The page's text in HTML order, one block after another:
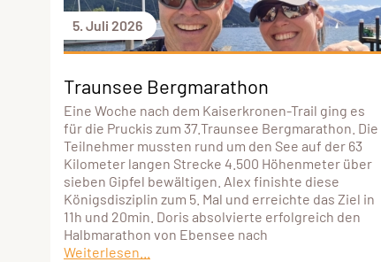
5. Juli 2026
Traunsee Bergmarathon
Eine Woche nach dem Kaiserkronen-Trail ging es
für die Pruckis zum 37.Traunsee Bergmarathon. Die
Teilnehmer mussten rund um den See auf der 63
Kilometer langen Strecke 4.500 Höhenmeter über
sieben Gipfel bewältigen. Alex finishte diese
Königsdisziplin zum 5. Mal und erreichte das Ziel in
11h und 20min. Doris absolvierte erfolgreich den
Halbmarathon von Ebensee nach
Weiterlesen...